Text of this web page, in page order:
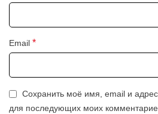
Email *
Сохранить моё имя, email и
для последующих моих